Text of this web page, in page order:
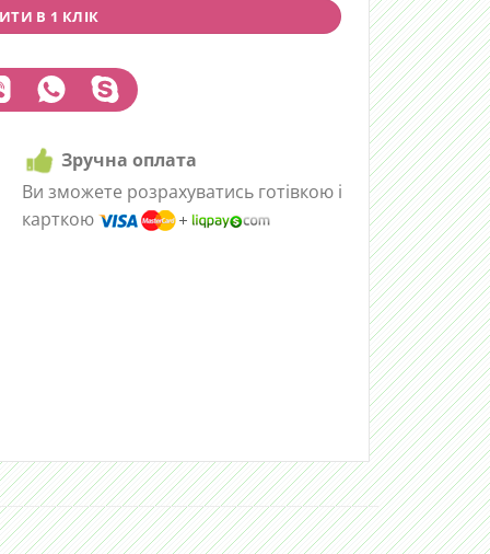
В 1 КЛІК
Зручна оплата
Ви зможете розрахуватись готівкою і
карткою